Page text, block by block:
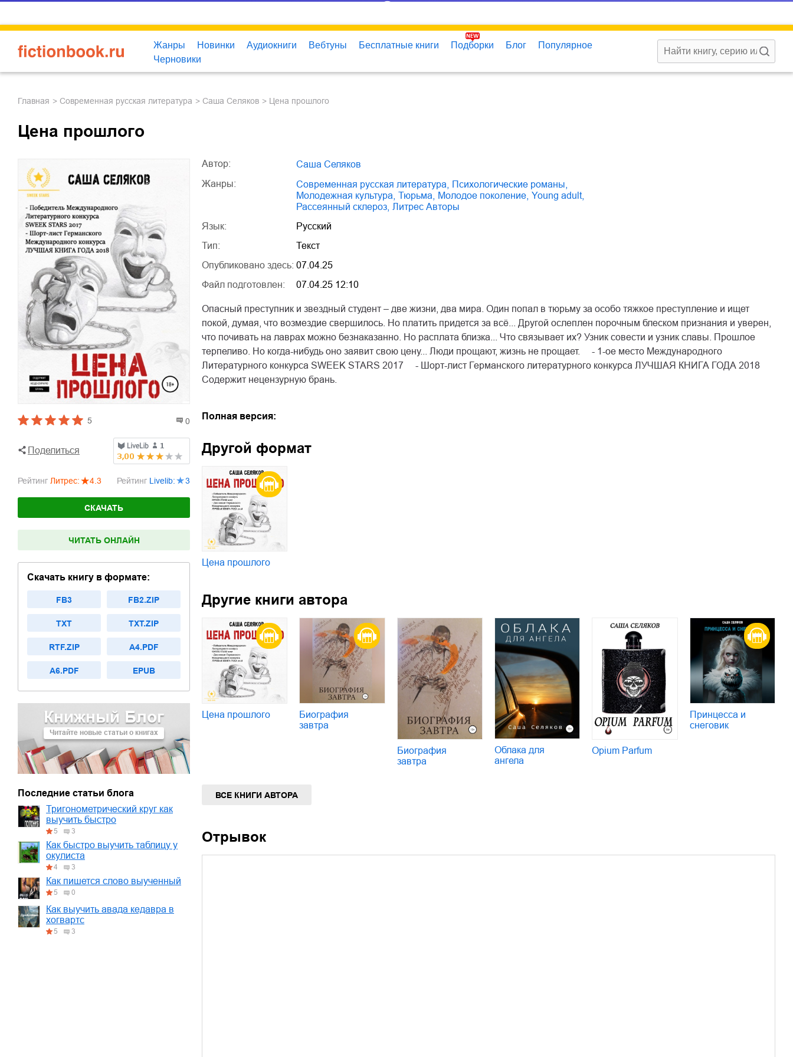
Жанры Новинки Аудиокниги Вебтуны Бесплатные книги Подборки Блог
Популярное
Черновики
Главная современная русская литература Саша Селяков Цена прошлого
Цена прошлого
5 0
Поделиться
Рейтинг Литрес: 4.3 Рейтинг Livelib: 3
СКАЧАТЬ
ЧИТАТЬ ОНЛАЙН
Скачать книгу в формате:
FB3 FB2.ZIP
TXT TXT.ZIP
RTF.ZIP A4.PDF
A6.PDF EPUB
Книжный Блог
Читайте новые статьи о книгах
Последние статьи блога
Тригонометрический круг как
выучить быстро
5 3
Как быстро выучить таблицу у
окулиста
4 3
Как пишется слово выученный
5 0
Как выучить авада кедавра в
хогвартс
5 3
Автор:
Саша Селяков
Жанры:
современная русская литература психологические романы
молодежная культура
тюрьма молодое поколение young adult,
рассеянный склероз
Литрес Авторы
Язык:
Русский
Тип:
Текст
Опубликовано здесь: 07.04.25
Файл подготовлен:
07.04.25 12:10
Опасный преступник и звездный студент – две жизни, два мира. Один попал в тюрьму за особо тяжкое преступление и ищет
покой, думая, что возмездие свершилось. Но платить придется за всё... Другой ослеплен порочным блеском признания и уверен,
что почивать на лаврах можно безнаказанно. Но расплата близка... Что связывает их? Узник совести и узник славы. Прошлое
терпеливо. Но когда-нибудь оно заявит свою цену... Люди прощают, жизнь не прощает. ⠀ - 1-ое место Международного
Литературного конкурса SWEEK STARS 2017 ⠀ - Шорт-лист Германского литературного конкурса ЛУЧШАЯ КНИГА ГОДА 2018⠀
Содержит нецензурную брань.
Полная версия:
Другой формат
Цена прошлого
Другие книги автора
Цена прошлого
Биография
завтра
Биография
завтра
Облака для
ангела
Opium Parfum
Принцесса и
снеговик
ВСЕ КНИГИ АВТОРА
Отрывок